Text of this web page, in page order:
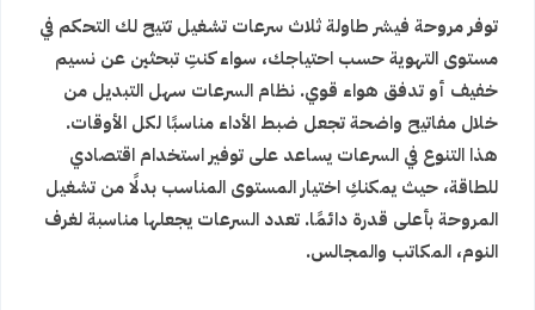
توفر مروحة فيشر طاولة ثلاث سرعات تشغيل تتيح لك التحكم في
مستوى التهوية حسب احتياجك، سواء كنتِ تبحثين عن نسيم
خفيف أو تدفق هواء قوي. نظام السرعات سهل التبديل من
خلال مفاتيح واضحة تجعل ضبط الأداء مناسبًا لكل الأوقات.
هذا التنوع في السرعات يساعد على توفير استخدام اقتصادي
للطاقة، حيث يمكنكِ اختيار المستوى المناسب بدلًا من تشغيل
المروحة بأعلى قدرة دائمًا. تعدد السرعات يجعلها مناسبة لغرف
النوم، المكاتب والمجالس.